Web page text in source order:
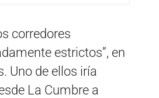
corredores
estrictos”, en
Uno de ellos iría
La Cumbre a